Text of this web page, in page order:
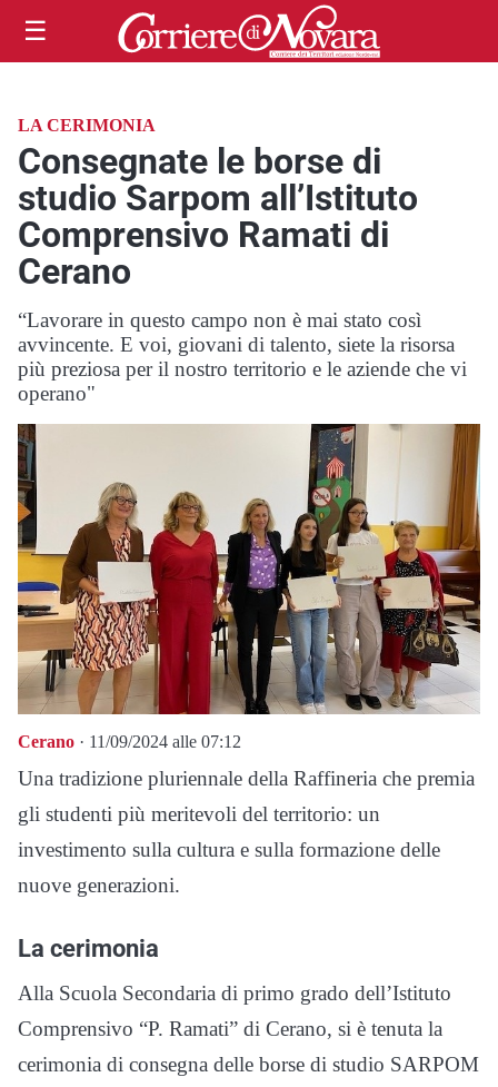
☰
LA CERIMONIA
Consegnate le borse di
studio Sarpom all’Istituto
Comprensivo Ramati di
Cerano
“Lavorare in questo campo non è mai stato così
avvincente. E voi, giovani di talento, siete la risorsa
più preziosa per il nostro territorio e le aziende che vi
operano"
Cerano · 11/09/2024 alle 07:12
Una tradizione pluriennale della Raffineria che premia
gli studenti più meritevoli del territorio: un
investimento sulla cultura e sulla formazione delle
nuove generazioni.
La cerimonia
Alla Scuola Secondaria di primo grado dell’Istituto
Comprensivo “P. Ramati” di Cerano, si è tenuta la
cerimonia di consegna delle borse di studio SARPOM